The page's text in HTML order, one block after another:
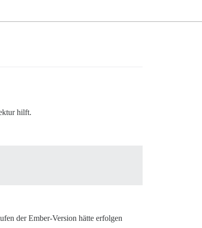
hilft.
der Ember-Version hätte erfolgen